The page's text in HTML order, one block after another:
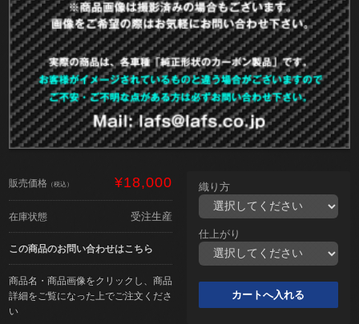
販売価格 （税込） ¥18,000
在庫状態 受注生産
この商品のお問い合わせはこちら
商品名・商品画像をクリックし、商品
詳細をご覧になった上でご注文くださ
い
織り方
仕上がり